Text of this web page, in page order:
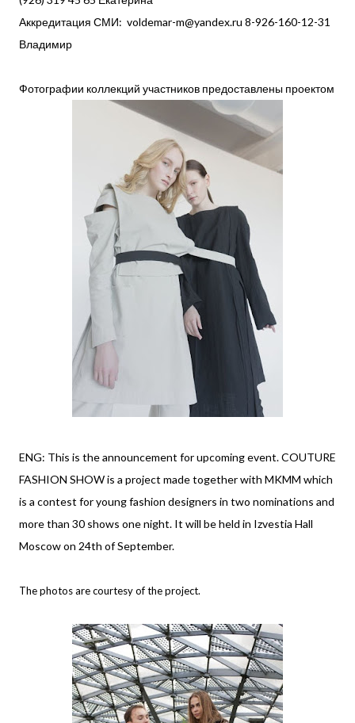
Аккредитация СМИ: voldemar-m@yandex.ru 8-926-160-12-31
Владимир
Фотографии коллекций участников предоставлены проектом
ENG: This is the announcement for upcoming event.COUTURE
FASHION SHOW is a project made together with MKMM which
is a contest for young fashion designers in two nominations and
more than 30 shows one night. It will be held in Izvestia Hall
Moscow on 24th of September.
The photos are courtesy of the project.